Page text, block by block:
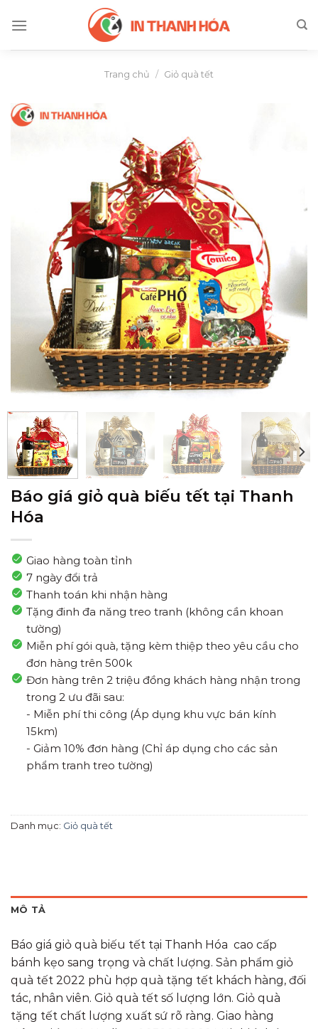
Trang chủ / Giỏ quà tết
Báo giá giỏ quà biếu tết tại Thanh
Hóa
Giao hàng toàn tỉnh
7 ngày đổi trả
Thanh toán khi nhận hàng
Tặng đinh đa năng treo tranh (không cần khoan
tường)
Miễn phí gói quà, tặng kèm thiệp theo yêu cầu cho
đơn hàng trên 500k
Đơn hàng trên 2 triệu đồng khách hàng nhận trong
trong 2 ưu đãi sau:
- Miễn phí thi công (Áp dụng khu vực bán kính
15km)
- Giảm 10% đơn hàng (Chỉ áp dụng cho các sản
phẩm tranh treo tường)
Danh mục: Giỏ quà tết
MÔ TẢ
Báo giá giỏ quà biếu tết tại Thanh Hóa cao cấp
bánh kẹo sang trọng và chất lượng. Sản phẩm giỏ
quà tết 2022 phù hợp quà tặng tết khách hàng, đối
tác, nhân viên. Giỏ quà tết số lượng lớn. Giỏ quà
tặng tết chất lượng xuất sứ rõ ràng. Giao hàng